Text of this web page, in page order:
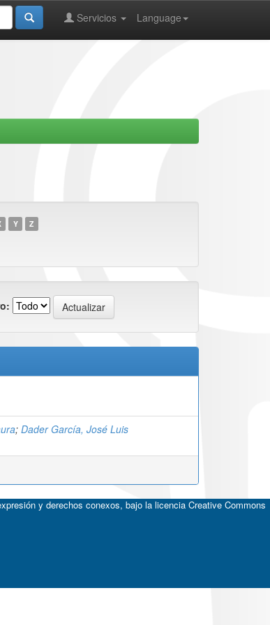
Language
Servicios
Y Z
; Dader García, José Luis
y derechos conexos, bajo la licencia Creative Commons